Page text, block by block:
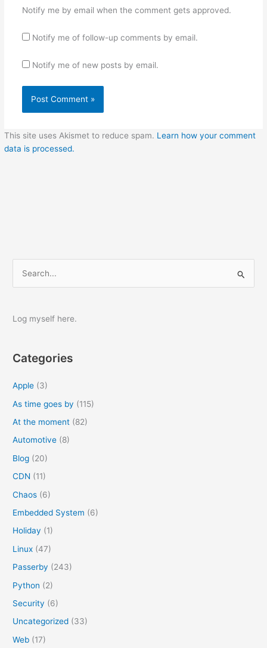
Notify me by email when the comment gets approved.
Notify me of follow-up comments by email.
Notify me of new posts by email.
This site uses Akismet to reduce spam. Learn how your comment
data is processed.
r
f
Log myself here.
Categories
Apple (3)
As time goes by (115)
At the moment (82)
Automotive (8)
Blog (20)
CDN (11)
Chaos (6)
Embedded System (6)
Holiday (1)
Linux (47)
Passerby (243)
Python (2)
Security (6)
Uncategorized (33)
Web (17)